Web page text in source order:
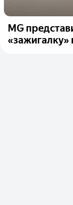
MG
«зажигалку»